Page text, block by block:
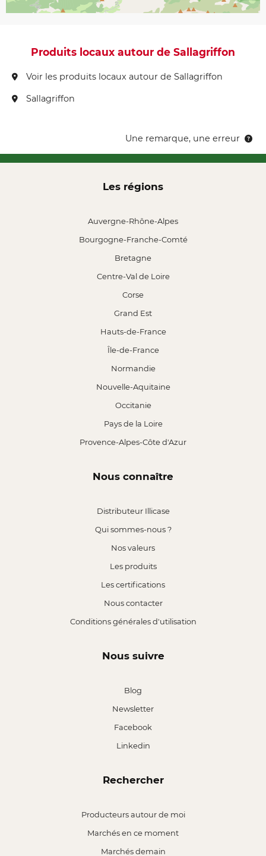
Produits locaux autour de Sallagriffon
Voir les produits locaux autour de Sallagriffon
Sallagriffon
Une remarque, une erreur
Les régions
Auvergne-Rhône-Alpes
Bourgogne-Franche-Comté
Bretagne
Centre-Val de Loire
Corse
Grand Est
Hauts-de-France
Île-de-France
Normandie
Nouvelle-Aquitaine
Occitanie
Pays de la Loire
Provence-Alpes-Côte d'Azur
Nous connaître
Distributeur Illicase
Qui sommes-nous ?
Nos valeurs
Les produits
Les certifications
Nous contacter
Conditions générales d'utilisation
Nous suivre
Blog
Newsletter
Facebook
Linkedin
Rechercher
Producteurs autour de moi
Marchés en ce moment
Marchés demain